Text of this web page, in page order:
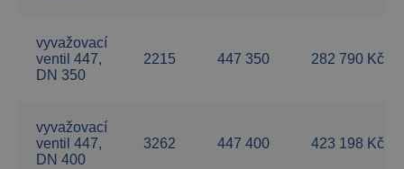
vyvažovací
ventil 447,
DN 350
2215 447 350 282 790 Kč
vyvažovací
ventil 447,
DN 400
3262 447 400 423 198 Kč